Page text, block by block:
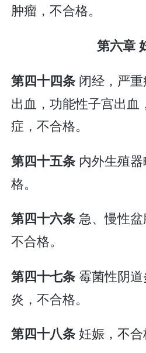
肿瘤，不合格。
第六章
第四十四条 闭经，严
出血，功能性子宫出血
症，不合格。
第四十五条 内外生殖
格。
第四十六条急、慢性
不合格。
第四十七条霉菌性阴
炎，不合格。
第四十八条妊娠，不合